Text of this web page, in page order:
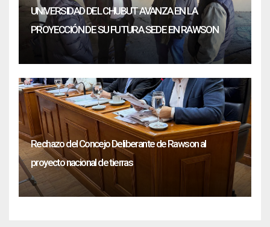
UNIVERSIDAD DEL CHUBUT AVANZA EN LA
PROYECCIÓN DE SU FUTURA SEDE EN RAWSON
Rechazo del Concejo Deliberante de Rawson al
proyecto nacional de tierras